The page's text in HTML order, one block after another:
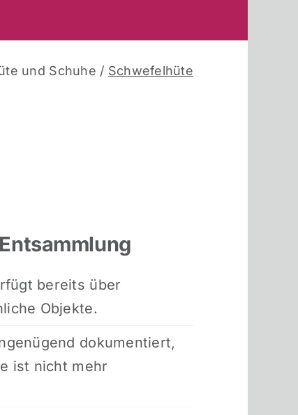
und Schuhe / Schwefelhüte
bereits über
Objekte.
dokumentiert,
ist nicht mehr